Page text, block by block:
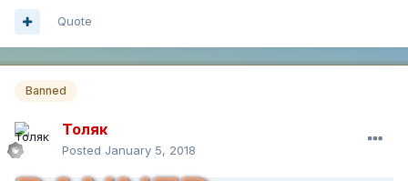
Quote
Banned
Толяк
Posted January 5, 2018